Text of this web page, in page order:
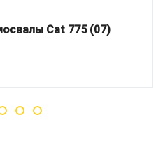
Cat 775 (07)